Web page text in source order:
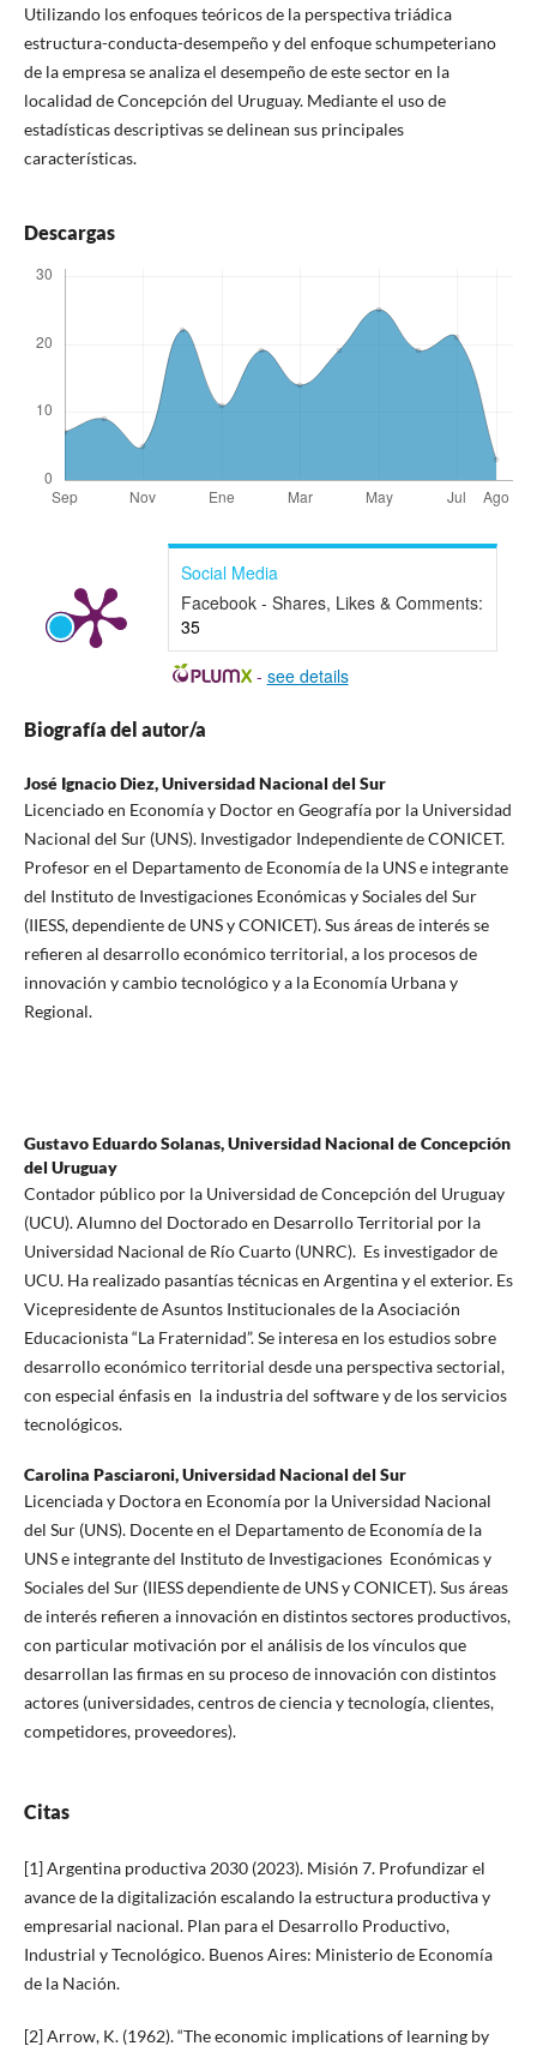
Utilizando los enfoques teóricos de la perspectiva triádica
estructura-conducta-desempeño y del enfoque schumpeteriano
de la empresa se analiza el desempeño de este sector en la
localidad de Concepción del Uruguay. Mediante el uso de
estadísticas descriptivas se delinean sus principales
características.
Descargas
Social Media
Facebook - Shares, Likes & Comments:
35
- see details
Biografía del autor/a
José Ignacio Diez,Universidad Nacional del Sur
Licenciado en Economía y Doctor en Geografía por la Universidad
Nacional del Sur (UNS). Investigador Independiente de CONICET.
Profesor en el Departamento de Economía de la UNS e integrante
del Instituto de Investigaciones Económicas y Sociales del Sur
(IIESS, dependiente de UNS y CONICET). Sus áreas de interés se
refieren al desarrollo económico territorial, a los procesos de
innovación y cambio tecnológico y a la Economía Urbana y
Regional.
Gustavo Eduardo Solanas,Universidad Nacional de Concepción
del Uruguay
Contador público por la Universidad de Concepción del Uruguay
(UCU). Alumno del Doctorado en Desarrollo Territorial por la
Universidad Nacional de Río Cuarto (UNRC). Es investigador de
UCU. Ha realizado pasantías técnicas en Argentina y el exterior. Es
Vicepresidente de Asuntos Institucionales de la Asociación
Educacionista “La Fraternidad”. Se interesa en los estudios sobre
desarrollo económico territorial desde una perspectiva sectorial,
con especial énfasis en la industria del software y de los servicios
tecnológicos.
Carolina Pasciaroni,Universidad Nacional del Sur
Licenciada y Doctora en Economía por la Universidad Nacional
del Sur (UNS). Docente en el Departamento de Economía de la
UNS e integrante del Instituto de Investigaciones Económicas y
Sociales del Sur (IIESS dependiente de UNS y CONICET). Sus áreas
de interés refieren a innovación en distintos sectores productivos,
con particular motivación por el análisis de los vínculos que
desarrollan las firmas en su proceso de innovación con distintos
actores (universidades, centros de ciencia y tecnología, clientes,
competidores, proveedores).
Citas
[1] Argentina productiva 2030 (2023). Misión 7. Profundizar el
avance de la digitalización escalando la estructura productiva y
empresarial nacional. Plan para el Desarrollo Productivo,
Industrial y Tecnológico. Buenos Aires: Ministerio de Economía
de la Nación.
[2] Arrow, K. (1962). “The economic implications of learning by